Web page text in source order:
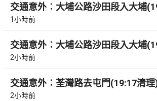
交通意外︰大埔公路沙田段入大埔
1小時前
交通意外︰大埔公路沙田段入大埔
2小時前
交通意外︰荃灣路去屯門(19:17清理
2小時前